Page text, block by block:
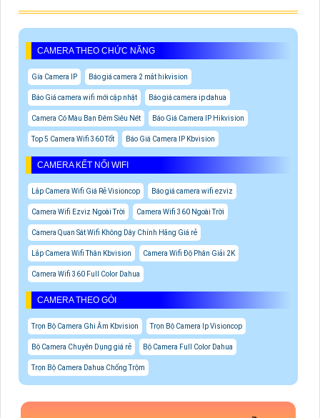
CAMERA THEO CHỨC NĂNG
Gía Camera IP Báo giá camera 2 mắt hikvision
Báo Giá camera wifi mới cập nhật Báo giá camera ip dahua
Camera Có Màu Ban Đêm Siêu Nét Báo Giá Camera IP Hikvision
Top 5 Camera Wifi 360 Tốt Báo Giá Camera IP Kbvision
CAMERA KẾT NỐI WIFI
Lắp Camera Wifi Giá Rẻ Visioncop Báo giá camera wifi ezviz
Camera Wifi Ezviz Ngoài Trời Camera Wifi 360 Ngoài Trời
Camera Quan Sát Wifi Không Dây Chính Hãng Giá rẻ
Lắp Camera Wifi Thân Kbvision Camera Wifi Độ Phân Giải 2K
Camera Wifi 360 Full Color Dahua
CAMERA THEO GÓI
Trọn Bộ Camera Ghi Âm Kbvision Trọn Bộ Camera Ip Visioncop
Bộ Camera Chuyên Dụng giá rẻ Bộ Camera Full Color Dahua
Trọn Bộ Camera Dahua Chống Trộm